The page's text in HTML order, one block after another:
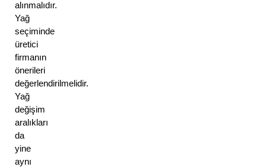
alınmalıdır.
Yağ
seçiminde
üretici
firmanın
önerileri
değerlendirilmelidir.
Yağ
değişim
aralıkları
da
yine
aynı